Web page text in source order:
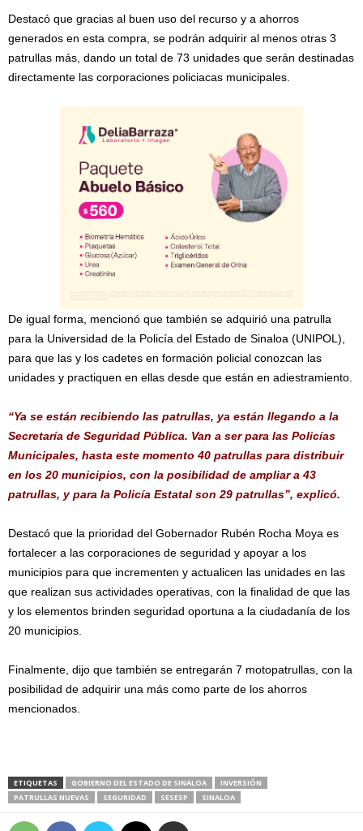
Destacó que gracias al buen uso del recurso y a ahorros
generados en esta compra, se podrán adquirir al menos otras 3
patrullas más, dando un total de 73 unidades que serán destinadas
directamente las corporaciones policiacas municipales.
De igual forma, mencionó que también se adquirió una patrulla
para la Universidad de la Policía del Estado de Sinaloa (UNIPOL),
para que las y los cadetes en formación policial conozcan las
unidades y practiquen en ellas desde que están en adiestramiento.
“Ya se están recibiendo las patrullas, ya están llegando a la
Secretaría de Seguridad Pública. Van a ser para las Policías
Municipales, hasta este momento 40 patrullas para distribuir
en los 20 municipios, con la posibilidad de ampliar a 43
patrullas, y para la Policía Estatal son 29 patrullas”, explicó.
Destacó que la prioridad del Gobernador Rubén Rocha Moya es
fortalecer a las corporaciones de seguridad y apoyar a los
municipios para que incrementen y actualicen las unidades en las
que realizan sus actividades operativas, con la finalidad de que las
y los elementos brinden seguridad oportuna a la ciudadanía de los
20 municipios.
Finalmente, dijo que también se entregarán 7 motopatrullas, con la
posibilidad de adquirir una más como parte de los ahorros
mencionados.
ETIQUETAS GOBIERNO DEL ESTADO DE SINALOA
INVERSIÓN
PATRULLAS NUEVAS
SEGURIDAD SESESP SINALOA